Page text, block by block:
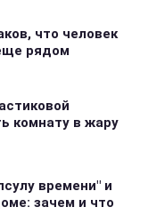
что человек
рядом
комнату в жару
времени" и
зачем и что